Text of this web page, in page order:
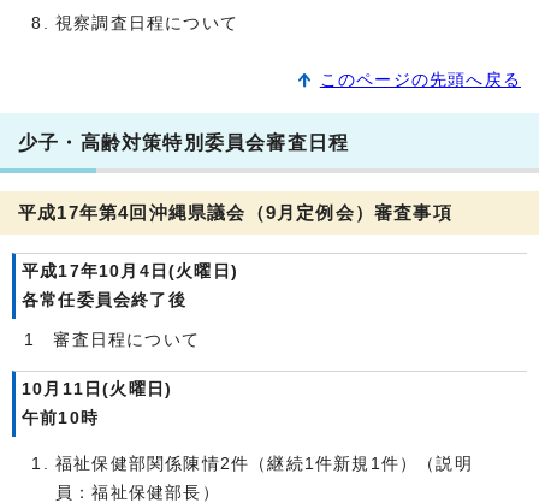
視察調査日程について
このページの先頭へ戻る
少子・高齢対策特別委員会審査日程
平成17年第4回沖縄県議会（9月定例会）審査事項
平成17年10月4日(火曜日)
各常任委員会終了後
1 審査日程について
10月11日(火曜日)
午前10時
福祉保健部関係陳情2件（継続1件新規1件）（説明
員：福祉保健部長）